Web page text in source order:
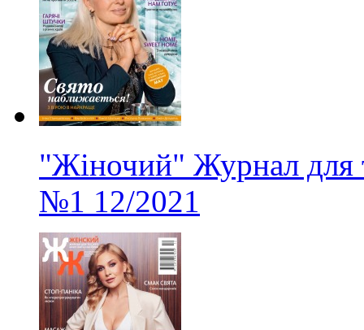
"Жіночий" Журнал для
№1 12/2021